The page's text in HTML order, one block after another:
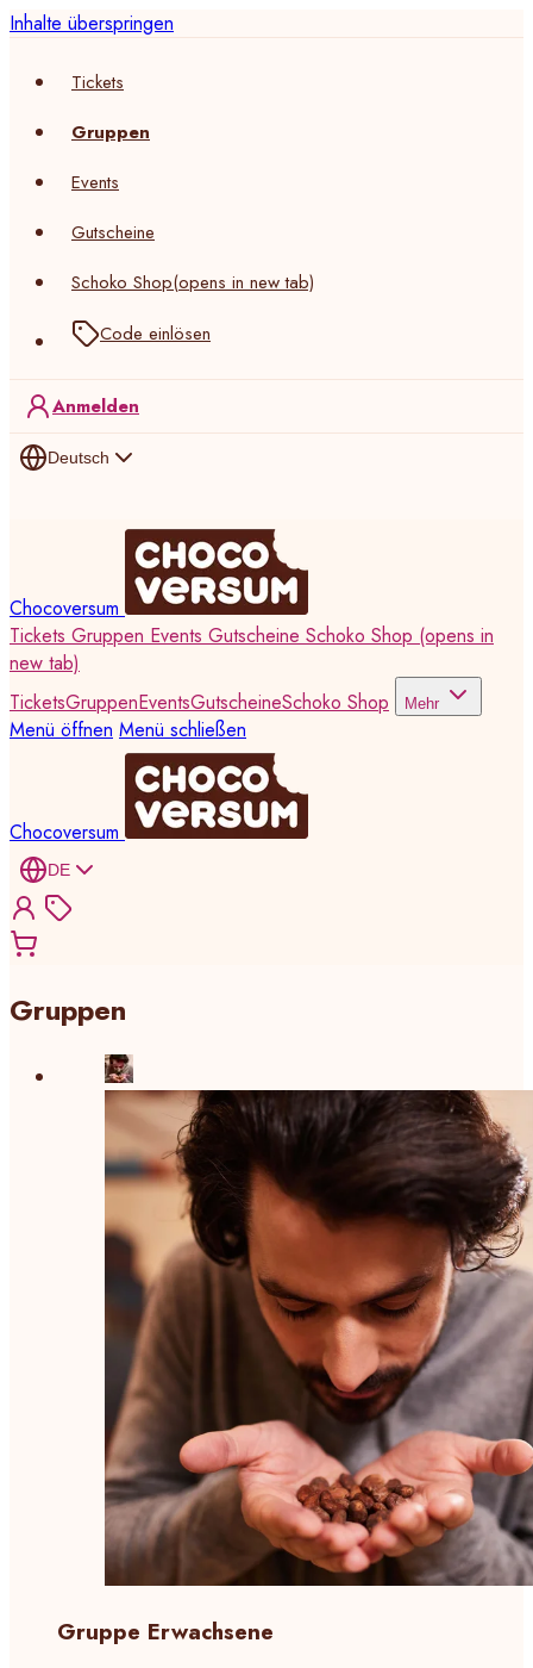
Inhalte überspringen
Tickets
Gruppen
Events
Gutscheine
Schoko Shop(opens in new tab)
Code einlösen
Anmelden
Deutsch
Chocoversum
Tickets Gruppen Events Gutscheine Schoko Shop (opens in
new tab)
TicketsGruppenEventsGutscheineSchoko Shop Mehr
Menü öffnen Menü schließen
Chocoversum
DE
Gruppen
Gruppe Erwachsene